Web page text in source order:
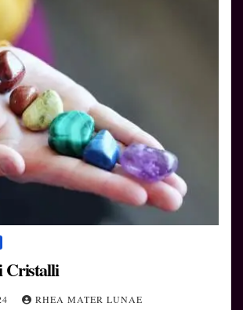
Cristalli
RHEA MATER LUNAE